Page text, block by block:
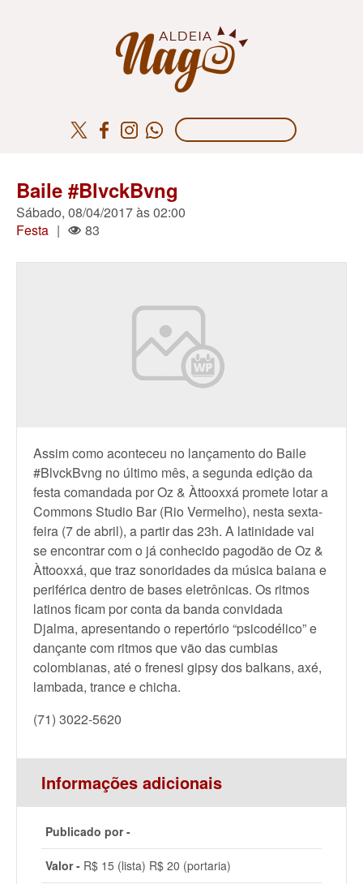
Baile #BlvckBvng
Sábado, 08/04/2017 às 02:00
Festa | 83
Assim como aconteceu no lançamento do Baile
#BlvckBvng no último mês, a segunda edição da
festa comandada por Oz & Àttooxxá promete lotar a
Commons Studio Bar (Rio Vermelho), nesta sexta-
feira (7 de abril), a partir das 23h. A latinidade vai
se encontrar com o já conhecido pagodão de Oz &
Àttooxxá, que traz sonoridades da música baiana e
periférica dentro de bases eletrônicas. Os ritmos
latinos ficam por conta da banda convidada
Djalma, apresentando o repertório “psicodélico” e
dançante com ritmos que vão das cumbias
colombianas, até o frenesi gipsy dos balkans, axé,
lambada, trance e chicha.
(71) 3022-5620
Informações adicionais
Publicado por -
Valor - R$ 15 (lista) R$ 20 (portaria)